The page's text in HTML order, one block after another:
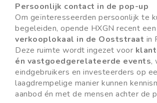
Persoonlijk contact in de pop-up
Om geïnteresseerden persoonlijk te
begeleiden, opende HXGN recent een
verkooplokaal in de Ooststraat in
Deze ruimte wordt ingezet voor
én vastgoedgerelateerde events,
eindgebruikers en investeerders op
laagdrempelige manier kunnen
aanbod én met de mensen achter de